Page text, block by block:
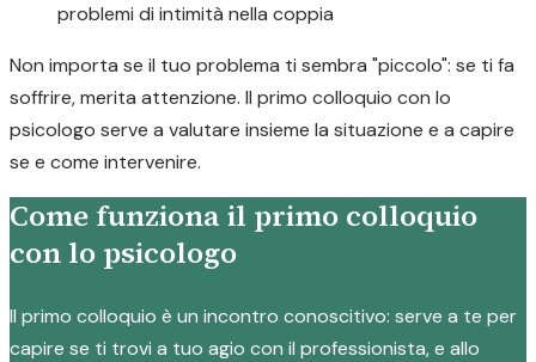
problemi di intimità nella coppia
Non importa se il tuo problema ti sembra "piccolo": se ti fa
soffrire, merita attenzione. Il primo colloquio con lo
psicologo serve a valutare insieme la situazione e a capire
se e come intervenire.
Come funziona il primo colloquio
con lo psicologo
Il primo colloquio è un incontro conoscitivo: serve a te per
capire se ti trovi a tuo agio con il professionista, e allo